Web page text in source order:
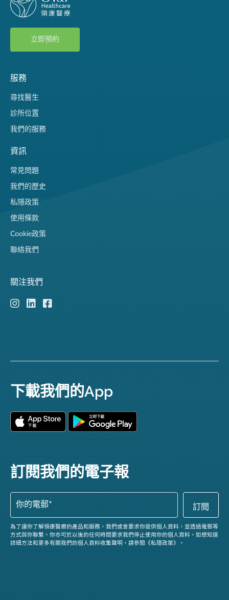
立即預約
服務
尋找醫生
診所位置
我們的服務
資訊
常見問題
我們的歷史
私隱政策
使用條款
Cookie政策
聯絡我們
關注我們
下載我們的App
訂閱我們的電子報
為了讓你了解領康醫療的產品和服務，我們或會要求你提供個人資料，並透過電郵等
方式與你聯繫。你亦可於以後的任何時間要求我們停止使用你的個人資料。如想知道
詳細方法和更多有關我們的個人資料收集聲明，請參閱《私隱政策》。